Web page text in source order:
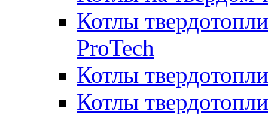
Котлы
ProTech
Котлы
Котлы